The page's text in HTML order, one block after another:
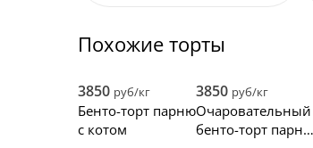
Похожие торты
3850 руб/кг
Бенто-торт парню
с котом
3850 руб/кг
Очаровательный
бенто-торт парню